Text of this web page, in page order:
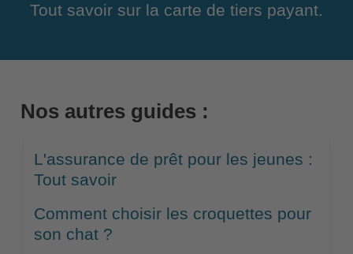
Tout savoir sur la carte de tiers payant.
Nos autres guides :
L'assurance de prêt pour les jeunes :
Tout savoir
Comment choisir les croquettes pour
son chat ?